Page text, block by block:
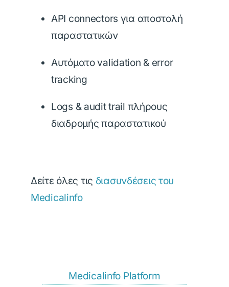
API connectors για αποστολή
παραστατικών
Αυτόματο validation & error
tracking
Logs & audit trail πλήρους
διαδρομής παραστατικού
Δείτε όλες τις διασυνδέσεις του
Medicalinfo
Medicalinfo Platform